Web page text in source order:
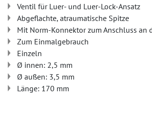
Ventil für Luer- und Luer-Lock-Ansatz
Abgeflachte, atraumatische Spitze
Mit Norm-Konnektor zum Anschluss an
Zum Einmalgebrauch
Einzeln
Ø innen: 2,5 mm
Ø außen: 3,5 mm
Länge: 170 mm